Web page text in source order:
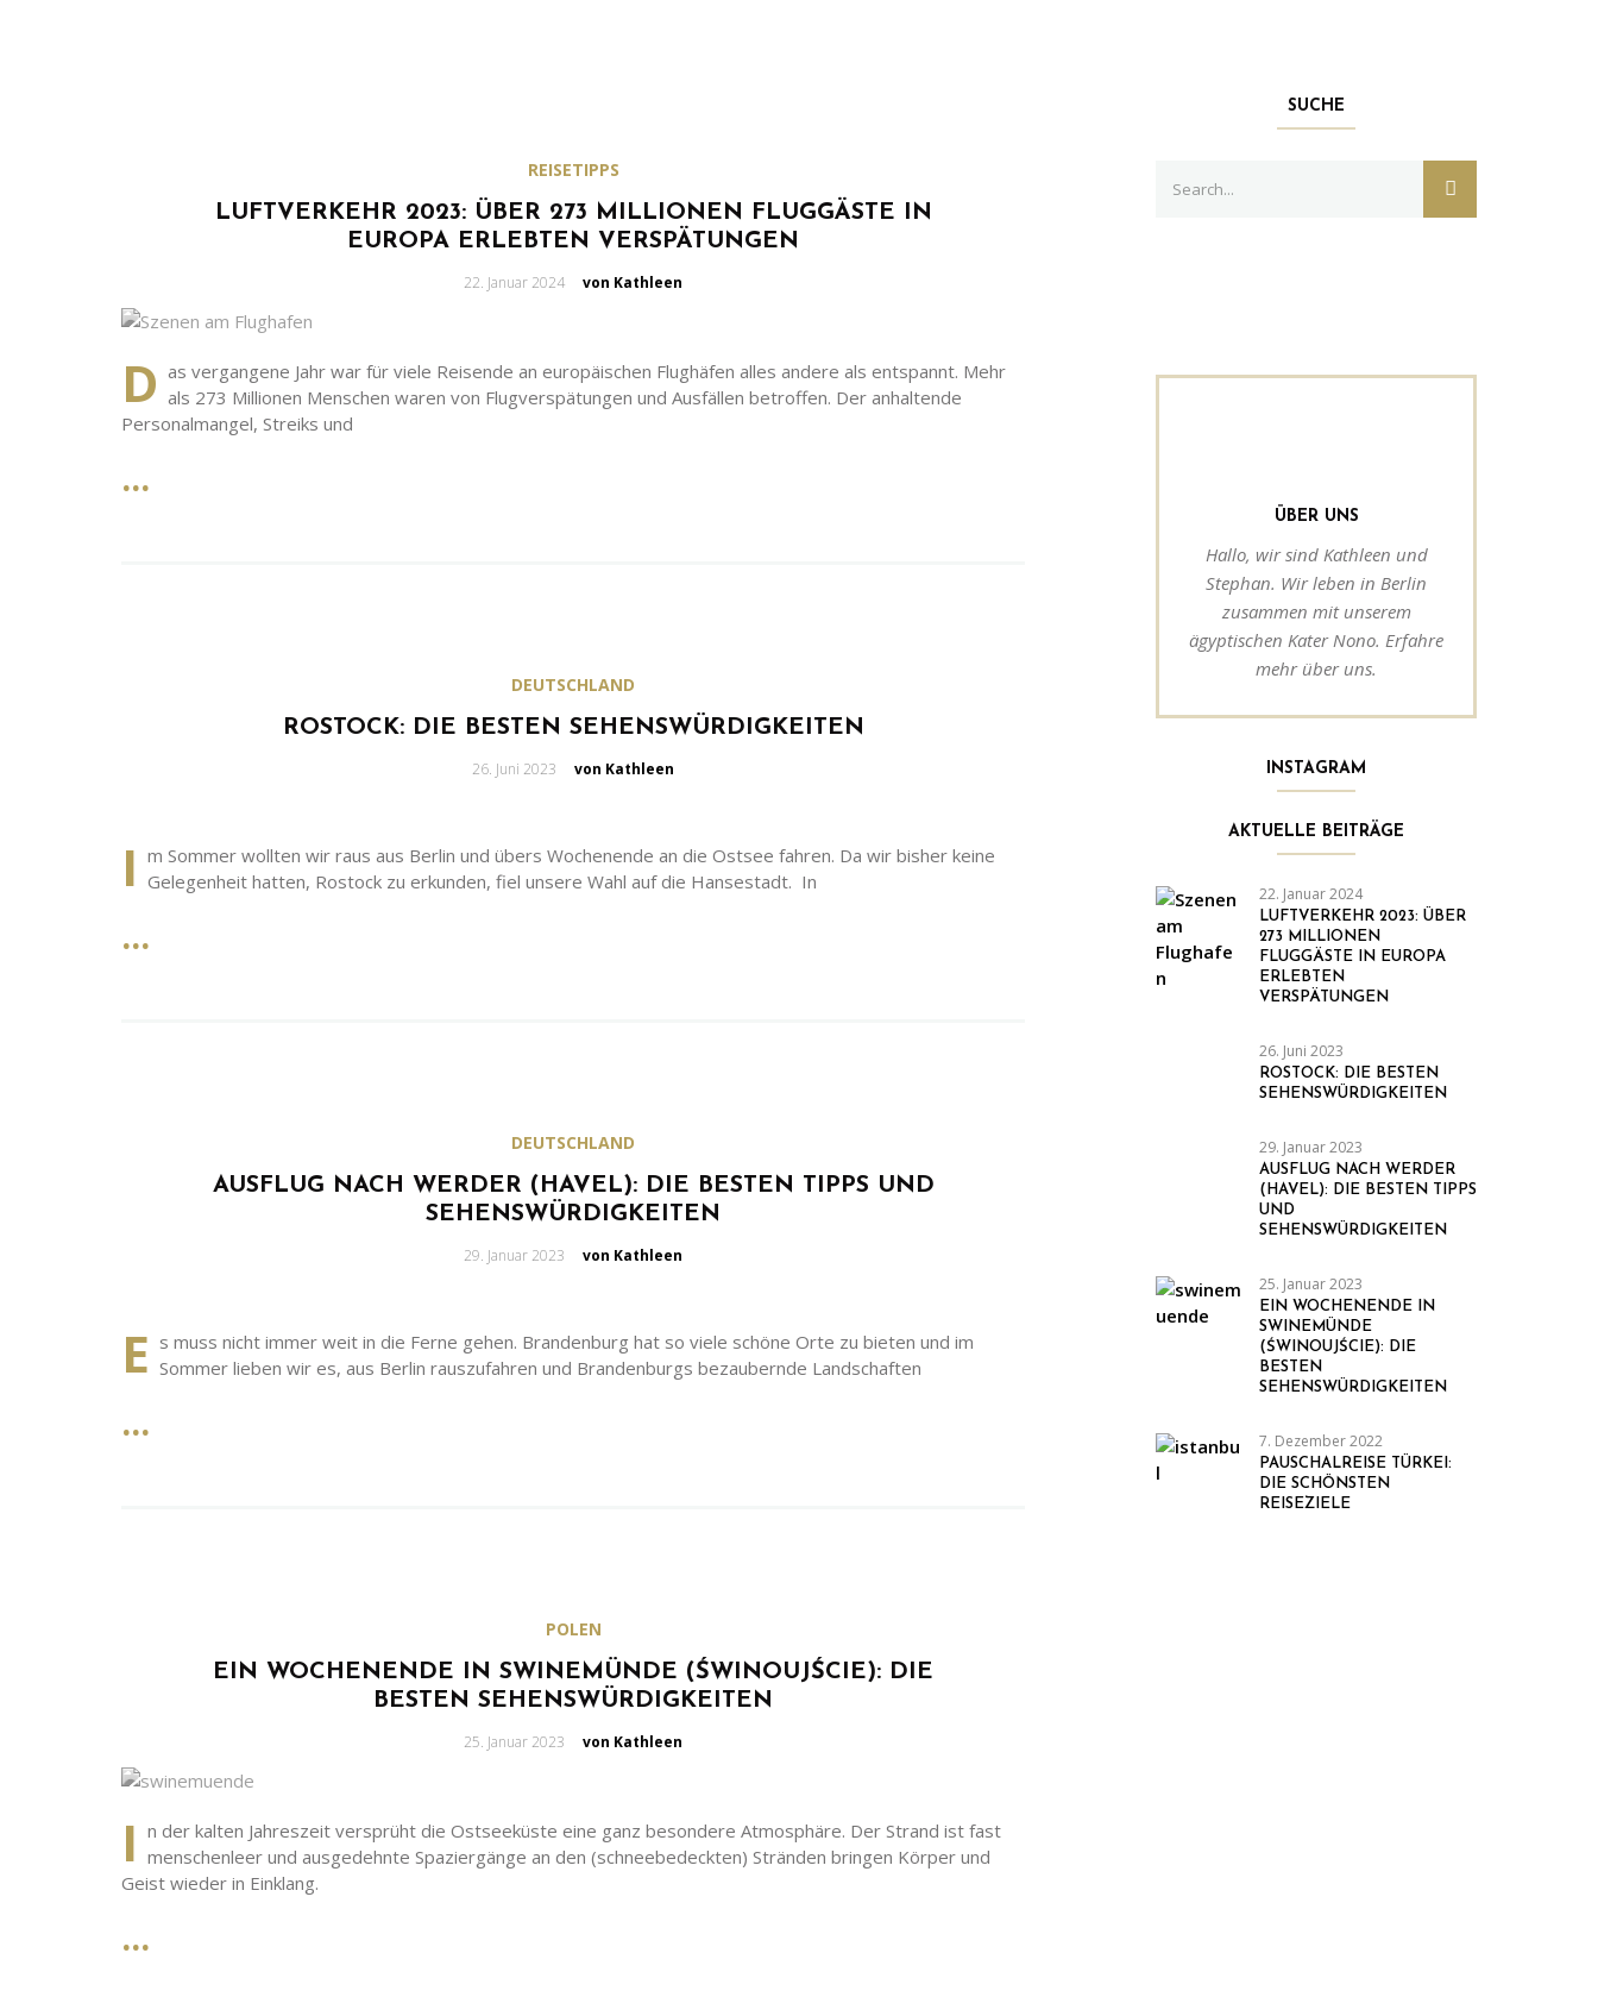
REISETIPPS
LUFTVERKEHR 2023: ÜBER 273 MILLIONEN FLUGGÄSTE IN
EUROPA ERLEBTEN VERSPÄTUNGEN
Geschrieben
22. Januar 2024 von Kathleen
D as vergangene Jahr war für viele Reisende an europäischen Flughäfen alles andere als entspannt. Mehr
als 273 Millionen Menschen waren von Flugverspätungen und Ausfällen betroffen. Der anhaltende
Personalmangel, Streiks und
DEUTSCHLAND
ROSTOCK: DIE BESTEN SEHENSWÜRDIGKEITEN
Geschrieben
26. Juni 2023 von Kathleen
I m Sommer wollten wir raus aus Berlin und übers Wochenende an die Ostsee fahren. Da wir bisher keine
Gelegenheit hatten, Rostock zu erkunden, fiel unsere Wahl auf die Hansestadt. In
DEUTSCHLAND
AUSFLUG NACH WERDER (HAVEL): DIE BESTEN TIPPS UND
SEHENSWÜRDIGKEITEN
Geschrieben
29. Januar 2023 von Kathleen
E s muss nicht immer weit in die Ferne gehen. Brandenburg hat so viele schöne Orte zu bieten und im
Sommer lieben wir es, aus Berlin rauszufahren und Brandenburgs bezaubernde Landschaften
POLEN
EIN WOCHENENDE IN SWINEMÜNDE (ŚWINOUJŚCIE): DIE
BESTEN SEHENSWÜRDIGKEITEN
Geschrieben
25. Januar 2023 von Kathleen
I n der kalten Jahreszeit versprüht die Ostseeküste eine ganz besondere Atmosphäre. Der Strand ist fast
menschenleer und ausgedehnte Spaziergänge an den (schneebedeckten) Stränden bringen Körper und
Geist wieder in Einklang.
SUCHE
for:
SEARCH
ÜBER UNS
Hallo, wir sind Kathleen und
Stephan. Wir leben in Berlin
zusammen mit unserem
ägyptischen Kater Nono. Erfahre
mehr über uns.
INSTAGRAM
AKTUELLE BEITRÄGE
22. Januar 2024
LUFTVERKEHR 2023: ÜBER
273 MILLIONEN
FLUGGÄSTE IN EUROPA
ERLEBTEN
VERSPÄTUNGEN
26. Juni 2023
ROSTOCK: DIE BESTEN
SEHENSWÜRDIGKEITEN
29. Januar 2023
AUSFLUG NACH WERDER
(HAVEL): DIE BESTEN TIPPS
UND
SEHENSWÜRDIGKEITEN
25. Januar 2023
EIN WOCHENENDE IN
SWINEMÜNDE
(ŚWINOUJŚCIE): DIE
BESTEN
SEHENSWÜRDIGKEITEN
7. Dezember 2022
PAUSCHALREISE TÜRKEI:
DIE SCHÖNSTEN
REISEZIELE